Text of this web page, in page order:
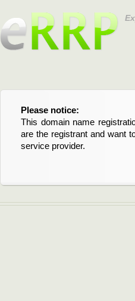
Please notice:
This domain name
are the registrant and want
service provider.
Bitte beachten Sie:
Diese Domainregistrierung
Domain stehen an.
verlängern möchten,